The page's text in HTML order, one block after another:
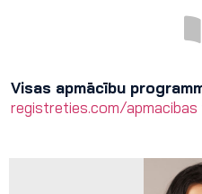
Visas apmācību
registreties.com/apmacibas